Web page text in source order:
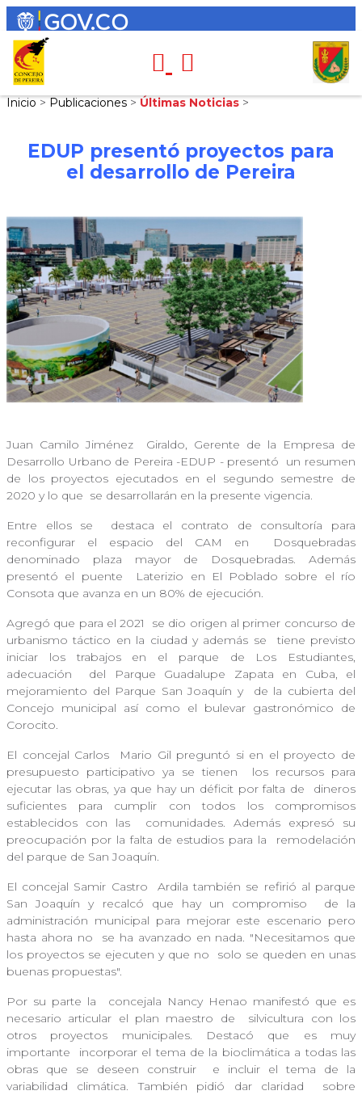
Inicio > Publicaciones > Últimas Noticias >
EDUP presentó proyectos para
el desarrollo de Pereira
Juan Camilo Jiménez
Giraldo, Gerente de la Empresa de
Desarrollo Urbano de Pereira -EDUP - presentó
un resumen
de los proyectos ejecutados en el segundo semestre de
2020 y lo que se desarrollarán en la presente vigencia.
Entre ellos se
destaca el contrato de consultoría para
reconfigurar el espacio del CAM en
Dosquebradas
denominado plaza mayor de Dosquebradas. Además
presentó el puente
Laterizio en El Poblado sobre el río
Consota que avanza en un 80% de ejecución.
Agregó que para el 2021
se dio origen al primer concurso de
urbanismo táctico en la ciudad y además se
tiene previsto
iniciar los trabajos en el parque de Los Estudiantes,
adecuación
del Parque Guadalupe Zapata en Cuba, el
mejoramiento del Parque San Joaquín y
de la cubierta del
Concejo municipal así como el bulevar gastronómico de
Corocito.
El concejal Carlos
Mario Gil preguntó si en el proyecto de
presupuesto participativo ya se tienen
los recursos para
ejecutar las obras, ya que hay un déficit por falta de
dineros
suficientes para cumplir con todos los compromisos
establecidos con las
comunidades. Además expresó su
preocupación por la falta de estudios para la
remodelación
del parque de San Joaquín.
El concejal Samir Castro
Ardila también se refirió al parque
San Joaquín y recalcó que hay un compromiso
de la
administración municipal para mejorar este escenario pero
hasta ahora no
se ha avanzado en nada. "Necesitamos que
los proyectos se ejecuten y que no
solo se queden en unas
buenas propuestas".
Por su parte la
concejala Nancy Henao manifestó que es
necesario articular el plan maestro de
silvicultura con los
otros proyectos municipales. Destacó que es muy
importante
incorporar el tema de la bioclimática a todas las
obras que se deseen construir
e incluir el tema de la
variabilidad climática. También pidió dar claridad
sobre